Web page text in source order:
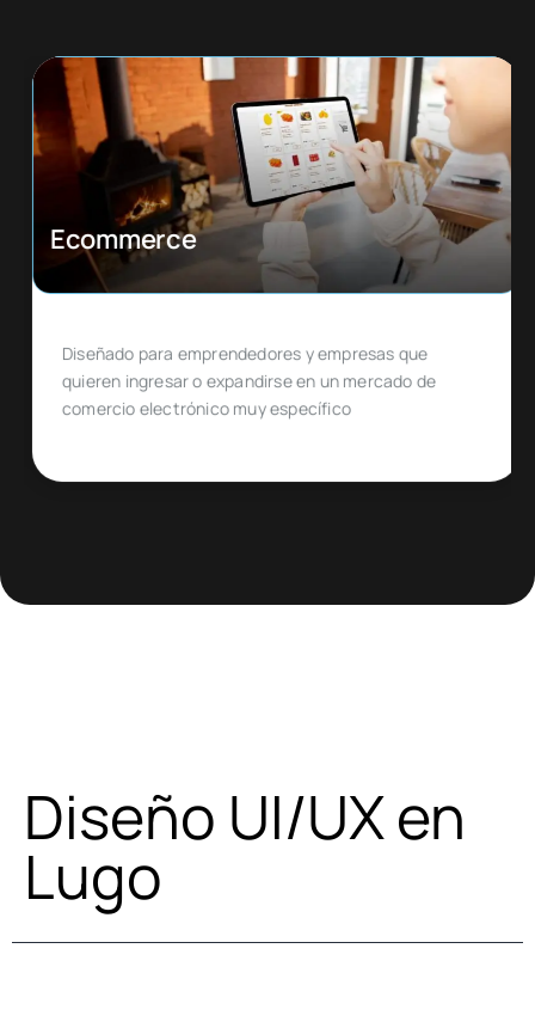
Ecommerce
Diseñado para emprendedores y empresas que
quieren ingresar o expandirse en un mercado de
comercio electrónico muy específico
Diseño UI/UX en
Lugo